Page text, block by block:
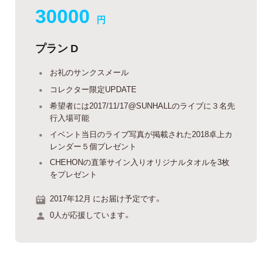
30000 円
プラン D
お礼のサンクスメール
コレクター限定UPDATE
希望者には2017/11/17@SUNHALLのライブに３名先
行入場可能
イベント当日のライブ写真が掲載された2018卓上カ
レンダー５個プレゼント
CHEHONの直筆サイン入りオリジナルタオルを3枚
をプレゼント
2017年12月 にお届け予定です。
0人が応援しています。